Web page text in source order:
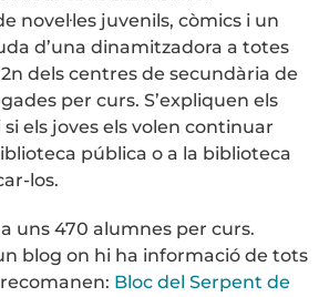
novel·les juvenils, còmics i un
d’una dinamitzadora a totes
2n dels centres de secundària de
per curs. S’expliquen els
si els joves els volen continuar
pública o a la biblioteca
los.
uns 470 alumnes per curs.
blog on hi ha informació de tots
Bloc del Serpent de